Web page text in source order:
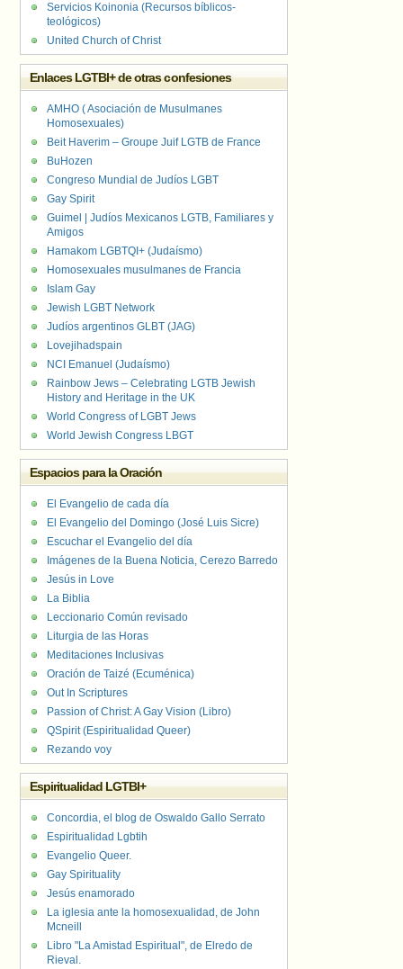
Servicios Koinonia (Recursos bíblicos-
teológicos)
United Church of Christ
Enlaces LGTBI+ de otras confesiones
AMHO ( Asociación de Musulmanes
Homosexuales)
Beit Haverim – Groupe Juif LGTB de France
BuHozen
Congreso Mundial de Judíos LGBT
Gay Spirit
Guimel | Judíos Mexicanos LGTB, Familiares y
Amigos
Hamakom LGBTQI+ (Judaísmo)
Homosexuales musulmanes de Francia
Islam Gay
Jewish LGBT Network
Judíos argentinos GLBT (JAG)
Lovejihadspain
NCI Emanuel (Judaísmo)
Rainbow Jews – Celebrating LGTB Jewish
History and Heritage in the UK
World Congress of LGBT Jews
World Jewish Congress LBGT
Espacios para la Oración
El Evangelio de cada día
El Evangelio del Domingo (José Luis Sicre)
Escuchar el Evangelio del día
Imágenes de la Buena Noticia, Cerezo Barredo
Jesús in Love
La Biblia
Leccionario Común revisado
Liturgia de las Horas
Meditaciones Inclusivas
Oración de Taizé (Ecuménica)
Out In Scriptures
Passion of Christ: A Gay Vision (Libro)
QSpirit (Espiritualidad Queer)
Rezando voy
Espiritualidad LGTBI+
Concordia, el blog de Oswaldo Gallo Serrato
Espiritualidad Lgbtih
Evangelio Queer.
Gay Spirituality
Jesús enamorado
La iglesia ante la homosexualidad, de John
Mcneill
Libro "La Amistad Espiritual", de Elredo de
Rieval.